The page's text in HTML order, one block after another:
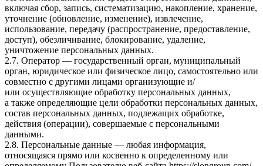
включая сбор, запись, систематизацию, накопление, хранение,
уточнение (обновление, изменение), извлечение,
использование, передачу (распространение, предоставление,
доступ), обезличивание, блокирование, удаление,
уничтожение персональных данных.
2.7. Оператор — государственный орган, муниципальный
орган, юридическое или физическое лицо, самостоятельно или
совместно с другими лицами организующие и/
или осуществляющие обработку персональных данных,
а также определяющие цели обработки персональных данных,
состав персональных данных, подлежащих обработке,
действия (операции), совершаемые с персональными
данными.
2.8. Персональные данные — любая информация,
относящаяся прямо или косвенно к определенному или